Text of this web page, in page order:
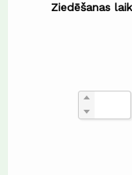
Ziedēšanas